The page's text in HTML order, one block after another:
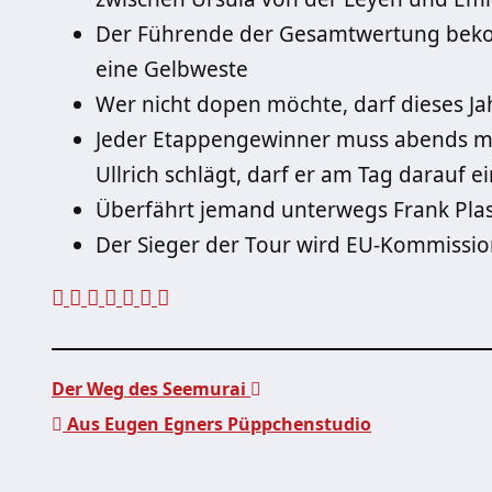
Der Führende der Gesamtwertung
eine Gelbweste
Wer nicht dopen möchte, darf dieses
Jeder Etappengewinner muss abends
Ullrich schlägt, darf er am Tag darauf
Überfährt jemand unterwegs Frank
Der Sieger der Tour wird EU-
Der Weg des Seemurai
Aus Eugen Egners Püppchenstudio